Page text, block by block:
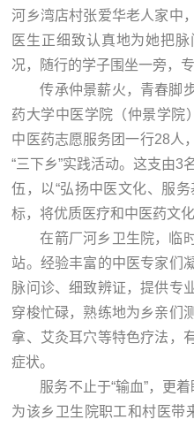
河乡湾店村张爱华老人家中
医生正细致认真地为她把
况，随行的学子围坐一旁，
传承仲景薪火，青春脚
药大学中医学院（仲景学院
中医药志愿服务团一行28人
“三下乡”实践活动。这支由3
伍，以“弘扬中医文化、服
标，将优质医疗和中医药文
在箭厂河乡卫生院，临
站。经验丰富的中医专家们
脉问诊、细致辨证，提供专
穿梭忙碌，熟练地为乡亲们
拿、艾灸耳穴等特色疗法，
症状。
服务不止于“输血”，更
为该乡卫生院职工和村医带